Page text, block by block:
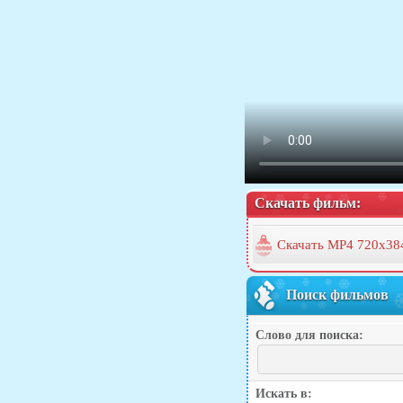
Скачать фильм:
Скачать MP4
Поиск фильмов
Слово для поиска:
Искать в: